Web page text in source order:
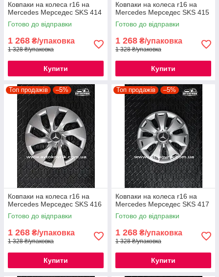
Ковпаки на колеса r16 на
Mercedes Мерседес SKS 414
Готово до відправки
1 268 ₴/упаковка
1 328 ₴/упаковка
Купити
Ковпаки на колеса r16 на
Mercedes Мерседес SKS 415
Готово до відправки
1 268 ₴/упаковка
1 328 ₴/упаковка
Купити
Топ продажів –5%
Ковпаки на колеса r16 на
Mercedes Мерседес SKS 416
Готово до відправки
1 268 ₴/упаковка
1 328 ₴/упаковка
Купити
Топ продажів –5%
Ковпаки на колеса r16 на
Mercedes Мерседес SKS 417
Готово до відправки
1 268 ₴/упаковка
1 328 ₴/упаковка
Купити